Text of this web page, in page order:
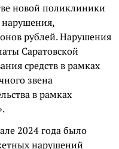
новой поликлиники
рублей. Нарушения
Саратовской
средств в рамках
звена
в рамках
2024 года было
нарушений